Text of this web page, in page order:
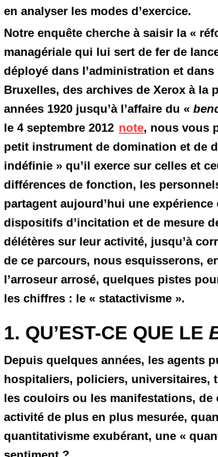
en analyser les modes d’exercice.
Notre enquête cherche à saisir la «
managériale qui lui sert de fer de
déployé dans l’administration et
Bruxelles, des archives de Xerox à la
années 1920 jusqu’à l’affaire du «
le 4 septembre 2012 note, nous vous
petit instrument de domination et de
indéfinie » qu’il exerce sur celles et
différences de fonction, les
partagent aujourd’hui une
dispositifs d’incitation et de mesure
délétères sur leur activité, jusqu’à
de ce parcours, nous esquisserons,
l’arroseur arrosé, quelques pistes
les chiffres : le « statactivisme ».
1. QU’EST-CE QUE LE
Depuis quelques années, les
hospitaliers, policiers, universitaires,
les couloirs ou les manifestations,
activité de plus en plus mesurée,
quantitativisme exubérant, une «